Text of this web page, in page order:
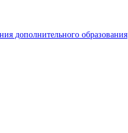
дополнительного образования